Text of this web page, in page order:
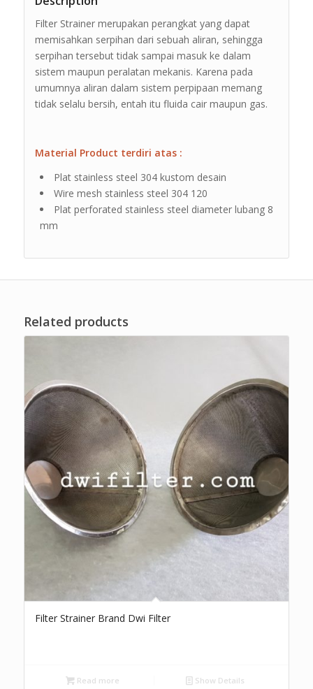
Filter Strainer merupakan perangkat yang dapat
memisahkan serpihan dari sebuah aliran, sehingga
serpihan tersebut tidak sampai masuk ke dalam
sistem maupun peralatan mekanis. Karena pada
umumnya aliran dalam sistem perpipaan memang
tidak selalu bersih, entah itu fluida cair maupun gas.
Material Product terdiri atas :
Plat stainless steel 304 kustom desain
Wire mesh stainless steel 304 120
Plat perforated stainless steel diameter lubang 8
mm
Related products
Filter Strainer Brand Dwi Filter
Read more Show Details